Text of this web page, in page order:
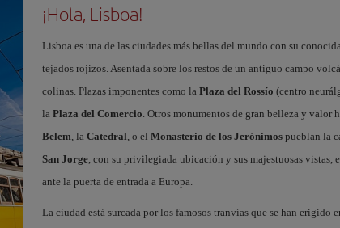
¡Hola, Lisboa!
Lisboa es una de las ciudades más bellas del mundo con su
tejados rojizos. Asentada sobre los restos de un antiguo campo
colinas. Plazas imponentes como la Plaza del Rossío (centro
la Plaza del Comercio. Otros monumentos de gran belleza y
Belem, la Catedral, o el Monasterio de los Jerónimospueblan la
San Jorge, con su privilegiada ubicación y sus majestuosas vistas,
ante la puerta de entrada a Europa.
La ciudad está surcada por los famosos tranvías que se han erigido